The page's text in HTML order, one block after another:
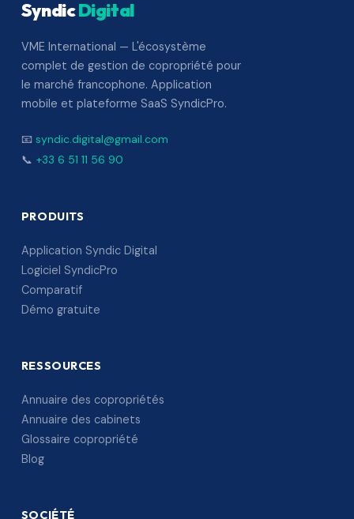
SyndicDigital
VME International — L'écosystème
complet de gestion de copropriété pour
le marché francophone. Application
mobile et plateforme SaaS SyndicPro.
📧 syndic.digital@gmail.com
📞 +33 6 51 11 56 90
PRODUITS
Application Syndic Digital
Logiciel SyndicPro
Comparatif
Démo gratuite
RESSOURCES
Annuaire des copropriétés
Annuaire des cabinets
Glossaire copropriété
Blog
SOCIÉTÉ